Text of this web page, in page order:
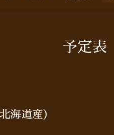
予定表
海道産）